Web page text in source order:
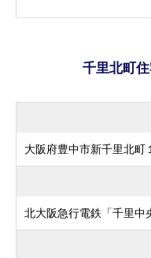
千里北町
大阪府豊中市新千里北町
北大阪急行電鉄「千里中